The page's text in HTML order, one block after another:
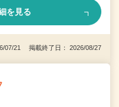
を見る
07/21 掲載終了日： 2026/08/27